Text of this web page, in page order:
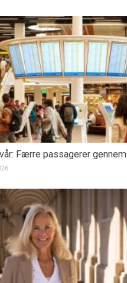
Færre passagerer